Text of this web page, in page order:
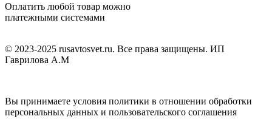
Оплатить любой товар можно
платежными системами
© 2023-2025 rusavtosvet.ru. Все права защищены. ИП
Гаврилова А.М
Вы принимаете условия политики в отношении обработки
персональных данных и пользовательского соглашения